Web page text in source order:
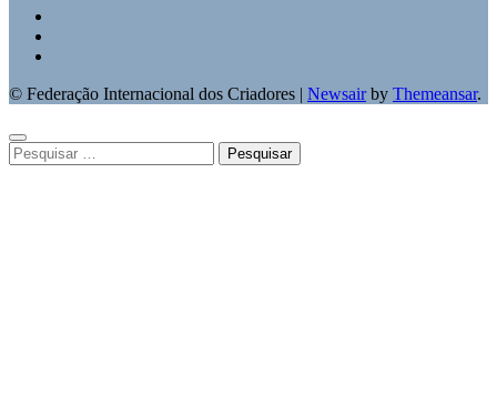
© Federação Internacional dos Criadores | Newsairby Themeansar.
Pesquisar
por: